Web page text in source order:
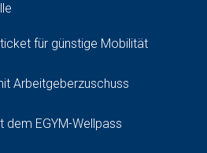
für günstige Mobilität
Arbeitgeberzuschuss
dem EGYM-Wellpass